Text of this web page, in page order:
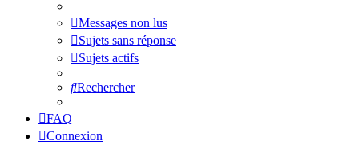
Messages non lus
Sujets sans réponse
Sujets actifs
Rechercher
FAQ
Connexion